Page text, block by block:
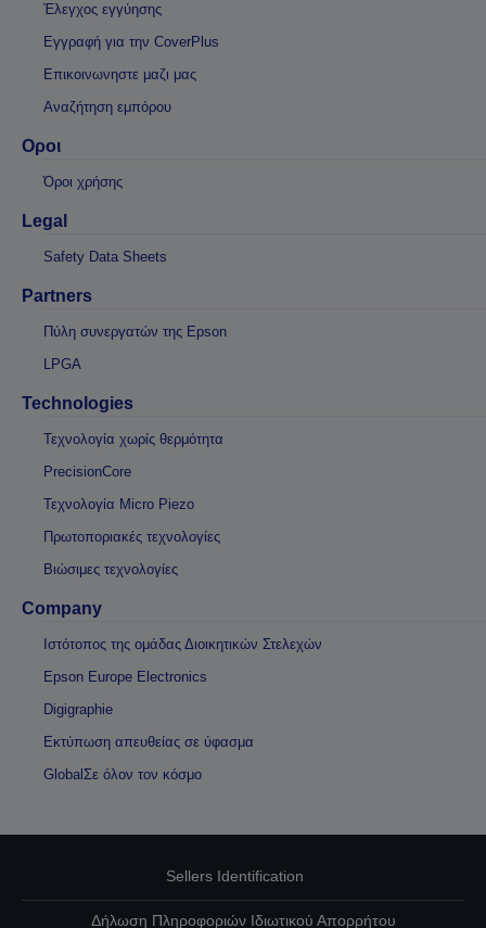
Έλεγχος εγγύησης
Εγγραφή για την CoverPlus
Επικοινωνηστε μαζι μας
Αναζήτηση εμπόρου
Οροι
Όροι χρήσης
Legal
Safety Data Sheets
Partners
Πύλη συνεργατών της Epson
LPGA
Technologies
Τεχνολογία χωρίς θερμότητα
PrecisionCore
Τεχνολογία Micro Piezo
Πρωτοποριακές τεχνολογίες
Βιώσιμες τεχνολογίες
Company
Ιστότοπος της ομάδας Διοικητικών Στελεχών
Epson Europe Electronics
Digigraphie
Εκτύπωση απευθείας σε ύφασμα
GlobalΣε όλον τον κόσμο
Sellers Identification
Δήλωση Πληροφοριών Ιδιωτικού Απορρήτου